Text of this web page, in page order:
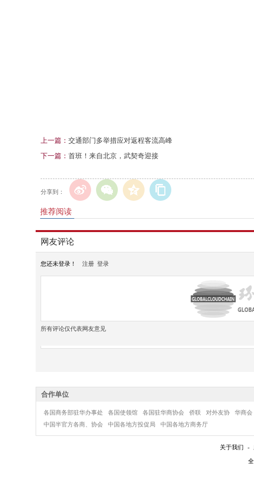
上一篇： 交通部门多举措应对返程客流高峰
下一篇： 首班！来自北京，武契奇迎接
分享到：
推荐阅读
网友评论
您还未登录！ 注册 登录
所有评论仅代表网友意见
合作单位
各国商务部驻华办事处 各国使领馆 各国驻华商协会 侨联 对外友协 华商会
中国半官方各商、协会
中国各地方投促局 中国各地方商务厅
关于我们 -